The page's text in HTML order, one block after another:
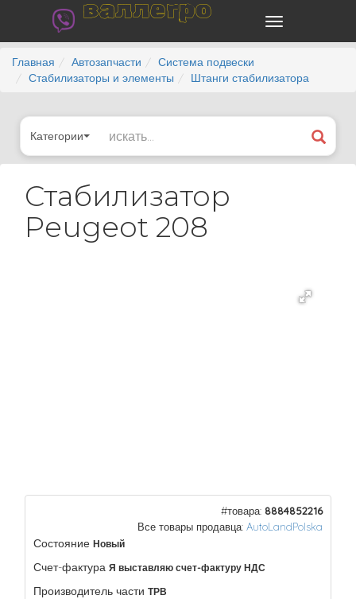
валлегро
Главная Автозапчасти
Система подвески
Стабилизаторы и элементы
Штанги стабилизатора
Категории
Стабилизатор
Peugeot 208
#товара: 8884852216
Все товары продавца: AutoLandPolska
Состояние Новый
Счет-фактура Я выставляю счет-фактуру НДС
Производитель части ТРВ